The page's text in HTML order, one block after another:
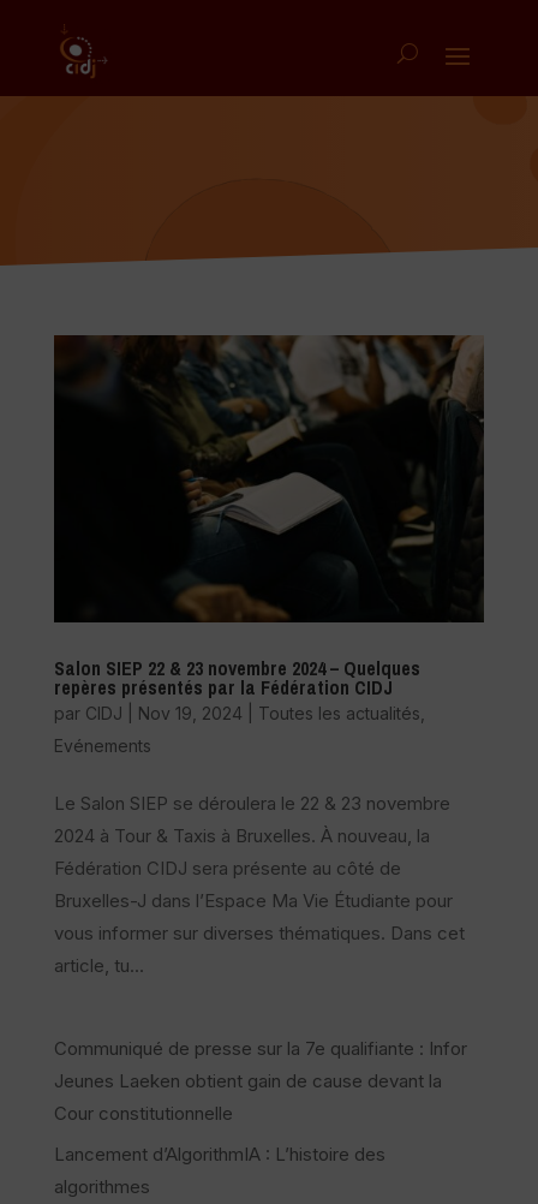
Salon SIEP 22 & 23 novembre 2024 – Quelques
repères présentés par la Fédération CIDJ
par CIDJ Nov 19, 2024 Toutes les actualités
Evénements
Le Salon SIEP se déroulera le 22 & 23 novembre
2024 à Tour & Taxis à Bruxelles. À nouveau, la
Fédération CIDJ sera présente au côté de
Bruxelles-J dans l’Espace Ma Vie Étudiante pour
vous informer sur diverses thématiques. Dans cet
article, tu...
Communiqué de presse sur la 7e qualifiante : Infor
Jeunes Laeken obtient gain de cause devant la
Cour constitutionnelle
Lancement d’AlgorithmIA : L’histoire des
algorithmes